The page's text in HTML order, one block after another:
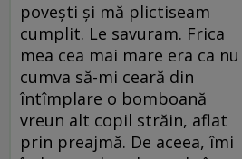
povești și mă plictiseam
cumplit. Le savuram. Frica
mea cea mai mare era ca nu
cumva să-mi ceară din
întîmplare o bomboană
vreun alt copil străin, aflat
prin preajmă. De aceea, îmi